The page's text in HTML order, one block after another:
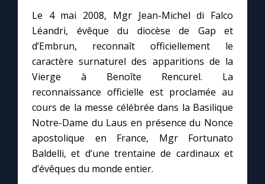
Le 4 mai 2008, Mgr Jean-Michel di Falco
Léandri, évêque du diocèse de Gap et
d’Embrun, reconnaît officiellement le
caractère surnaturel des apparitions de la
Vierge à Benoîte Rencurel. La
reconnaissance officielle est proclamée au
cours de la messe célébrée dans la Basilique
Notre-Dame du Laus en présence du Nonce
apostolique en France, Mgr Fortunato
Baldelli, et d’une trentaine de cardinaux et
d’évêques du monde entier.